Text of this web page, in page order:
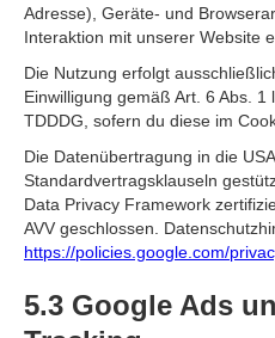
Adresse), Geräte- und
Interaktion mit unserer Website
Die Nutzung erfolgt
Einwilligung gemäß Art. 6 Abs. 1
TDDDG, sofern du diese im
Die Datenübertragung in die
Standardvertragsklauseln
Data Privacy Framework
AVV geschlossen.
https://policies.google.com/
5.3 Google Ads